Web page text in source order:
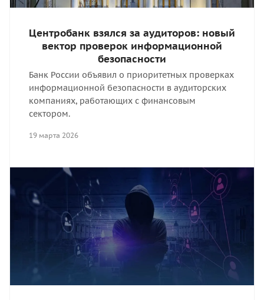
Центробанк взялся за аудиторов: новый
вектор проверок информационной
безопасности
Банк России объявил о приоритетных проверках
информационной безопасности в аудиторских
компаниях, работающих с финансовым
сектором.
19 марта 2026